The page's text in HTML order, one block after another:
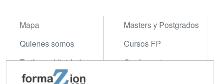
Mapa
Quienes somos
Tarifas publicidad
Acceso Usuarios
Masters y Postgrados
Cursos FP
Conferencias